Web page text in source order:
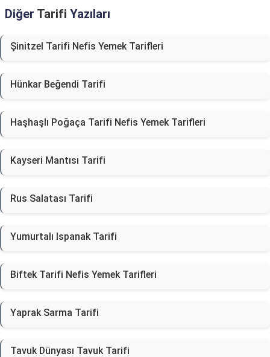
Diğer Tarifi Yazıları
Şinitzel Tarifi Nefis Yemek Tarifleri
Hünkar Beğendi Tarifi
Haşhaşlı Poğaça Tarifi Nefis Yemek Tarifleri
Kayseri Mantısı Tarifi
Rus Salatası Tarifi
Yumurtalı Ispanak Tarifi
Biftek Tarifi Nefis Yemek Tarifleri
Yaprak Sarma Tarifi
Tavuk Dünyası Tavuk Tarifi